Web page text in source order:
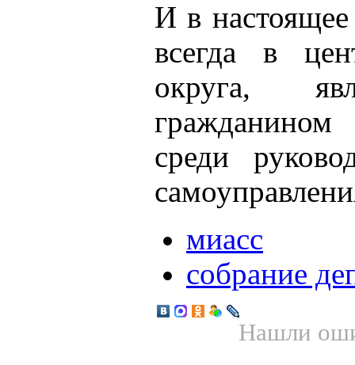
И в
всегда в
округа,
гражданином
среди
миасс
собрание
Нашли